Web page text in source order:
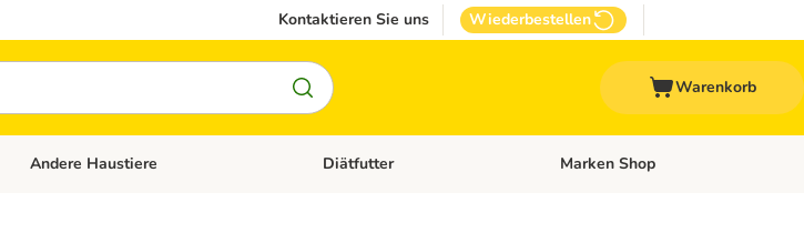
Kontaktieren Sie uns Wiederbestellen
Warenkorb
Kategorie-Menü öffnen: Katzenfutter und Zubehör
Andere Haustiere Kategorie-Menü öffnen: Andere Haustiere
Diätfutter Kategorie-Menü öffnen: Diätfutter
Marken Shop